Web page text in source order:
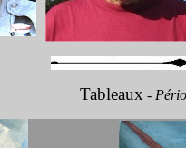
Tableaux -